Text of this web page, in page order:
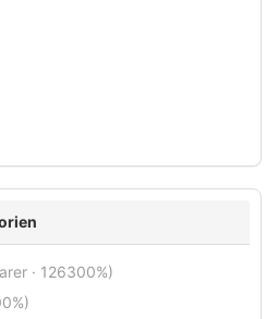
· 126300%)